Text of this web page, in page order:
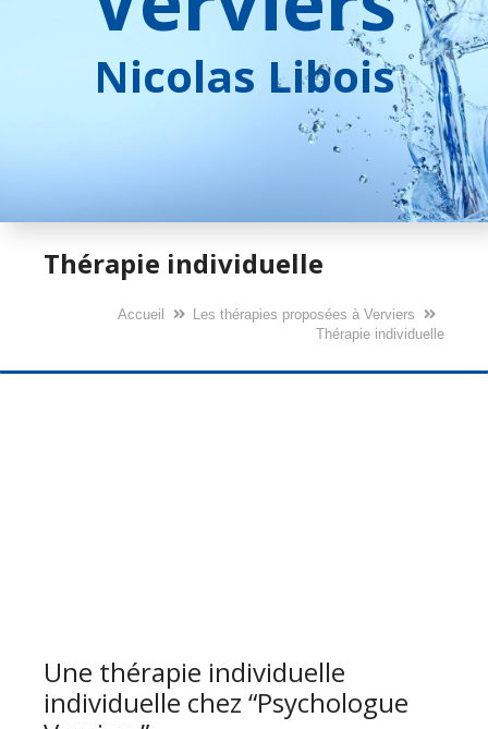
Nicolas Libois
Thérapie individuelle
Accueil
Les thérapies proposées à Verviers
Thérapie individuelle
Une thérapie individuelle
individuelle chez “Psychologue